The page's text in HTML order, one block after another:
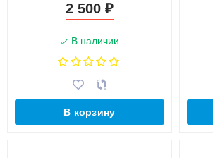
2 500 ₽
В наличии
В корзину